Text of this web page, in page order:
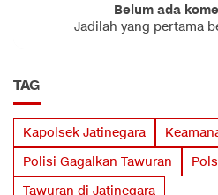
Belum ada
Jadilah yang pertama
TAG
Kapolsek Jatinegara
Polisi Gagalkan Tawuran
Tawuran di Jatinegara